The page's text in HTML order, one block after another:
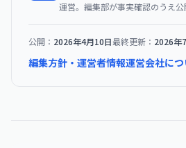
運営。編集部が事実確認のうえ公
公開： 2026年4月10日最終更新： 2026年
編集方針・運営者情報運営会社につ